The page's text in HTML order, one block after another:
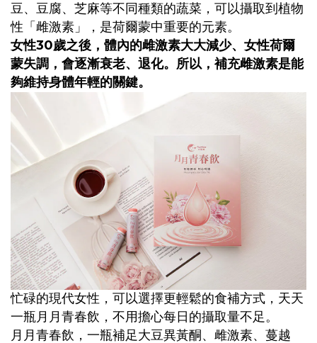
豆、豆腐、芝麻等不同種類的蔬菜，可以攝取到植物
性「雌激素」，是荷爾蒙中重要的元素。
女性30歲之後，體內的雌激素大大減少、女性荷爾
蒙失調，會逐漸衰老、退化。所以，補充雌激素是能
夠維持身體年輕的關鍵。
忙碌的現代女性，可以選擇更輕鬆的食補方式，天天
一瓶月月青春飲，不用擔心每日的攝取量不足。
月月青春飲，一瓶補足大豆異黃酮、雌激素、蔓越